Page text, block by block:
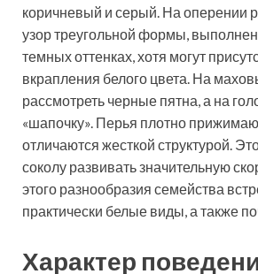
коричневый и серый. На оперении
узор треугольной формы,
темных оттенках, хотя могут
вкрапления белого цвета. На
рассмотреть черные пятна, а на
«шапочку». Перья плотно
отличаются жесткой структурой.
соколу развивать значительную
этого разнообразия семейства
практически белые виды, а также
Характер